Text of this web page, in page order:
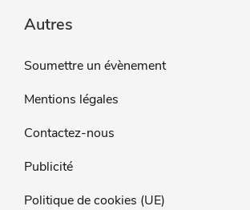
Autres
Soumettre un évènement
Mentions légales
Contactez-nous
Publicité
Politique de cookies (UE)